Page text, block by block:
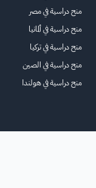
منح دراسية في مصر
منح دراسية في ألمانيا
منح دراسية في تركيا
منح دراسية في الصين
منح دراسية في هولندا